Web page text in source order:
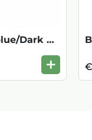
Legacy - Greyblue/Dark Anthracite
+